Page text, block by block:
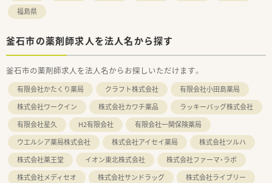
福島県
釜石市の薬剤師求人を法人名から探す
釜石市の薬剤師求人を法人名からお探しいただけます。
有限会社かたくり薬局 クラフト株式会社
有限会社小田島薬局
株式会社ワークイン
株式会社カワチ薬品
ラッキーバッグ株式会社
有限会社星久
H2有限会社
有限会社一関保険薬局
ウエルシア薬局株式会社
株式会社アイセイ薬局
株式会社ツルハ
株式会社薬王堂
イオン東北株式会社
株式会社ファーマ・ラボ
株式会社メディセオ
株式会社サンドラッグ
株式会社ライブリー